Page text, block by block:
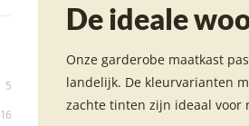
5
16
De ideale
Onze garderobe maatkast
landelijk. De kleurvarianten
zachte tinten zijn ideaal voor